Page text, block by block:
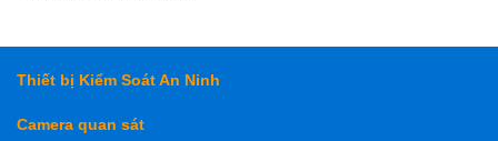
Thiết bị Kiểm Soát An Ninh
Camera quan sát